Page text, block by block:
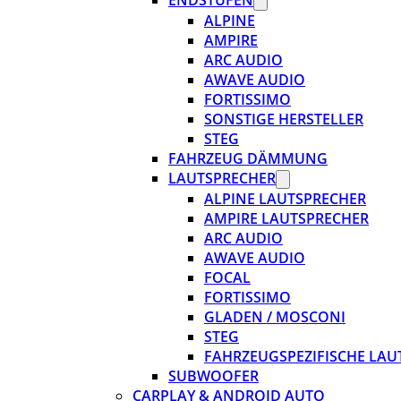
ALPINE
AMPIRE
ARC AUDIO
AWAVE AUDIO
FORTISSIMO
SONSTIGE HERSTELLER
STEG
FAHRZEUG DÄMMUNG
LAUTSPRECHER
ALPINE LAUTSPRECHER
AMPIRE LAUTSPRECHER
ARC AUDIO
AWAVE AUDIO
FOCAL
FORTISSIMO
GLADEN / MOSCONI
STEG
FAHRZEUGSPEZIFISCHE
SUBWOOFER
CARPLAY & ANDROID AUTO